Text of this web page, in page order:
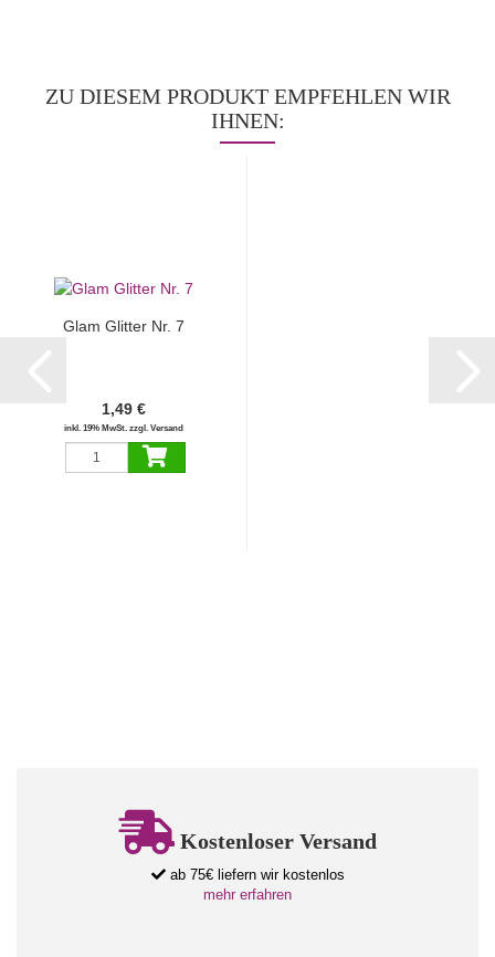
ZU DIESEM PRODUKT EMPFEHLEN WIR
IHNEN:
Glam Glitter Nr. 7
1,49 €
inkl. 19% MwSt. zzgl. Versand
Kostenloser Versand
ab 75€ liefern wir kostenlos
mehr erfahren